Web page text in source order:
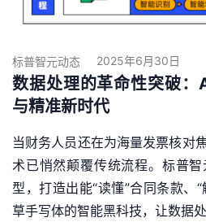
标普智元动态 2025年6月30日
数据处理的革命性突破
与精准新时代
当财务人员还在为海量发票核对
术已悄然颠覆传统流程。标普
型，打造出能“读懂”合同条款、
草手写体的智能黑科技，让数据